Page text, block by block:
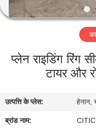
हमारे
भ्रमण
प्लेन राइडिंग रिंग
टायर और
उत्पत्ति के प्लेस: हेनान,
ब्रांड नाम: